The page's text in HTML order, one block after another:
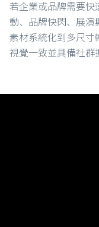
若企業或品牌需要
動、品牌快閃、展演
素材系統化到多尺寸
視覺一致並具備社群